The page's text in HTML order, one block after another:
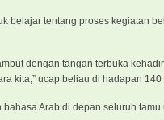
tentang proses kegiatan
dengan tangan terbuka
kita,” ucap beliau di hadapan
Arab di depan seluruh